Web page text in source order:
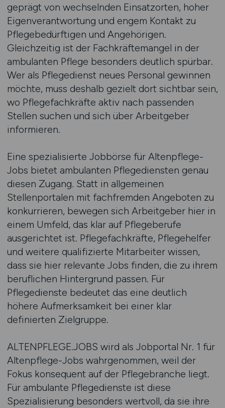
geprägt von wechselnden Einsatzorten, hoher
Eigenverantwortung und engem Kontakt zu
Pflegebedürftigen und Angehörigen.
Gleichzeitig ist der Fachkräftemangel in der
ambulanten Pflege besonders deutlich spürbar.
Wer als Pflegedienst neues Personal gewinnen
möchte, muss deshalb gezielt dort sichtbar sein,
wo Pflegefachkräfte aktiv nach passenden
Stellen suchen und sich über Arbeitgeber
informieren.
Eine spezialisierte Jobbörse für Altenpflege-
Jobs bietet ambulanten Pflegediensten genau
diesen Zugang. Statt in allgemeinen
Stellenportalen mit fachfremden Angeboten zu
konkurrieren, bewegen sich Arbeitgeber hier in
einem Umfeld, das klar auf Pflegeberufe
ausgerichtet ist. Pflegefachkräfte, Pflegehelfer
und weitere qualifizierte Mitarbeiter wissen,
dass sie hier relevante Jobs finden, die zu ihrem
beruflichen Hintergrund passen. Für
Pflegedienste bedeutet das eine deutlich
höhere Aufmerksamkeit bei einer klar
definierten Zielgruppe.
ALTENPFLEGE.JOBS wird als Jobportal Nr. 1 für
Altenpflege-Jobs wahrgenommen, weil der
Fokus konsequent auf der Pflegebranche liegt.
Für ambulante Pflegedienste ist diese
Spezialisierung besonders wertvoll, da sie ihre